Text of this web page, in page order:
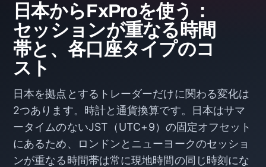
日本からFxProを使う：
セッションが重なる時間
帯と、各口座タイプのコ
スト
日本を拠点とするトレーダーだけに関わる変化は
2つあります。時計と通貨換算です。日本はサマ
ータイムのないJST（UTC+9）の固定オフセット
にあるため、ロンドンとニューヨークのセッショ
ンが重なる時間帯は常に現地時間の同じ時刻にな